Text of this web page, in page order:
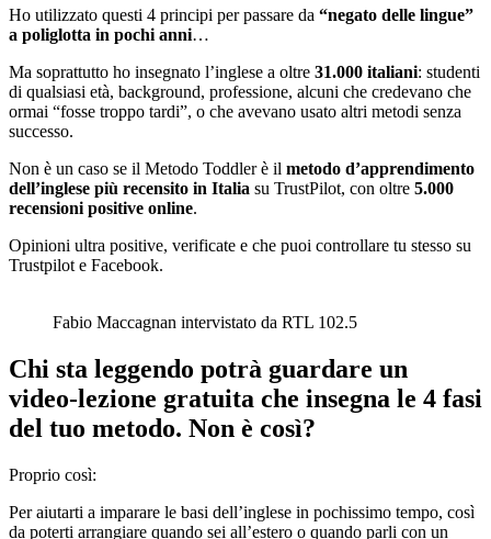
Ho utilizzato questi 4 principi per passare da “negato delle lingue”
a poliglotta in pochi anni…
Ma soprattutto ho insegnato l’inglese a oltre 31.000 italiani: studenti
di qualsiasi età, background, professione, alcuni che credevano che
ormai “fosse troppo tardi”, o che avevano usato altri metodi senza
successo.
Non è un caso se il Metodo Toddler è il metodo d’apprendimento
dell’inglese più recensito in Italia su TrustPilot, con oltre 5.000
recensioni positive online.
Opinioni ultra positive, verificate e che puoi controllare tu stesso su
Trustpilot e Facebook.
Fabio Maccagnan intervistato da RTL 102.5
Chi sta leggendo potrà guardare un
video-lezione gratuita che insegna le 4 fasi
del tuo metodo. Non è così?
Proprio così:
Per aiutarti a imparare le basi dell’inglese in pochissimo tempo, così
da poterti arrangiare quando sei all’estero o quando parli con un